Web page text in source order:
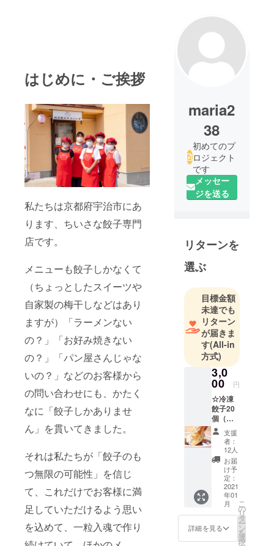
はじめに・ご挨拶
私たちは京都府宇治市にあ
ります、ちいさな餃子専門
店です。
メニューも餃子しかなくて
（ちょっとしたスイーツや
自家製の梅干しなどはあり
ますが）「ラーメンない
の？」「お好み焼きない
の？」「パン屋さんじゃな
いの？」などのお客様から
の問い合わせにも、かたく
なに「餃子しかありませ
ん」を貫いてきました。
それは私たちが「餃子のも
つ無限の可能性」を信じ
て、これだけでお客様に満
足していただけるよう思い
を込めて、一粒入魂で作り
maria2
38
初めてのプ
ロジェクト
です
メッセー
ジを送る
リターンを
選ぶ
目標金額
未達でも
リターン
が届きま
す(All-in
方式)
3,0
00 円
☆冷凍
餃子20
個（レ
モン餃
子10
個、京
丹波本
しめじ
餃子10
個） ☆
まめふ
くボー
ルペン
支援
者：
12人
お届
け予
定：
2021
年01
月
詳細を見る
こ
の
リ
タ
ー
ン
を
選
択